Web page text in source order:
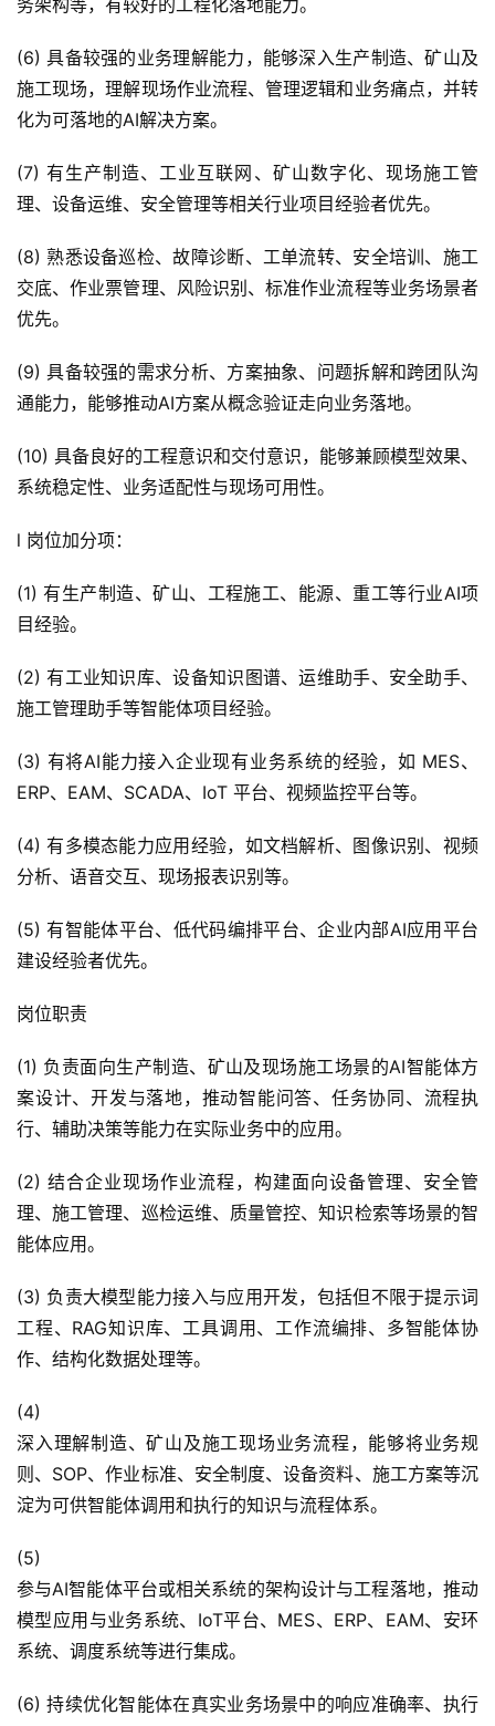
务架构等，有较好的工程化落地能力。
(6) 具备较强的业务理解能力，能够深入生产制造、矿山及
施工现场，理解现场作业流程、管理逻辑和业务痛点，并转
化为可落地的AI解决方案。
(7) 有生产制造、工业互联网、矿山数字化、现场施工管
理、设备运维、安全管理等相关行业项目经验者优先。
(8) 熟悉设备巡检、故障诊断、工单流转、安全培训、施工
交底、作业票管理、风险识别、标准作业流程等业务场景者
优先。
(9) 具备较强的需求分析、方案抽象、问题拆解和跨团队沟
通能力，能够推动AI方案从概念验证走向业务落地。
(10) 具备良好的工程意识和交付意识，能够兼顾模型效果、
系统稳定性、业务适配性与现场可用性。
l 岗位加分项：
(1) 有生产制造、矿山、工程施工、能源、重工等行业AI项
目经验。
(2) 有工业知识库、设备知识图谱、运维助手、安全助手、
施工管理助手等智能体项目经验。
(3) 有将AI能力接入企业现有业务系统的经验，如 MES、
ERP、EAM、SCADA、IoT 平台、视频监控平台等。
(4) 有多模态能力应用经验，如文档解析、图像识别、视频
分析、语音交互、现场报表识别等。
(5) 有智能体平台、低代码编排平台、企业内部AI应用平台
建设经验者优先。
岗位职责
(1) 负责面向生产制造、矿山及现场施工场景的AI智能体方
案设计、开发与落地，推动智能问答、任务协同、流程执
行、辅助决策等能力在实际业务中的应用。
(2) 结合企业现场作业流程，构建面向设备管理、安全管
理、施工管理、巡检运维、质量管控、知识检索等场景的智
能体应用。
(3) 负责大模型能力接入与应用开发，包括但不限于提示词
工程、RAG知识库、工具调用、工作流编排、多智能体协
作、结构化数据处理等。
(4)
深入理解制造、矿山及施工现场业务流程，能够将业务规
则、SOP、作业标准、安全制度、设备资料、施工方案等沉
淀为可供智能体调用和执行的知识与流程体系。
(5)
参与AI智能体平台或相关系统的架构设计与工程落地，推动
模型应用与业务系统、IoT平台、MES、ERP、EAM、安环
系统、调度系统等进行集成。
(6) 持续优化智能体在真实业务场景中的响应准确率、执行